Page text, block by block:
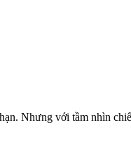
Nhưng với tầm nhìn